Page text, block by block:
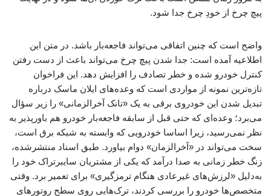
پیچ چرخ از خودِ چرخ جدا شود.
واضح است که چنین اتفاقی می‌تواند فاجعه‌بار باشد. در متن این
اطلاعیه آمده است: جدا شدن پیچ چرخ می‌تواند باعث از دست رفتن
کنترل خودرو شده و خطر تصادف را افزایش دهد. این فراخوان
تازه‌ترین نمونه از مواردی است که وعده‌های ایلان ماسک درباره
تبدیل شدن این خودروی برقی به یک «تانک آخرالزمانی» را زیر سؤال
می‌برد؛ وعده‌ای که حتی قبل از سابقه فاجعه‌بار خودرو هم باورپذیر به
نظر نمی‌رسید، زیرا اساسا خودرویی که وابسته به شبکه برق است،
سخت می‌تواند در «آخرالزمان» دوام بیاورد. طبق اسناد منتشرشده،
زنگ خطر زمانی به صدا درآمد که یکی از مشتریان سایبرتراک خود را
به‌دلیل «لرزش‌های غیرعادی هنگام ترمزگیری» برای تعمیر برد. وقتی
متخصص‌ها خودرو را بررسی کردند، ترک‌هایی روی سطح روتورهای